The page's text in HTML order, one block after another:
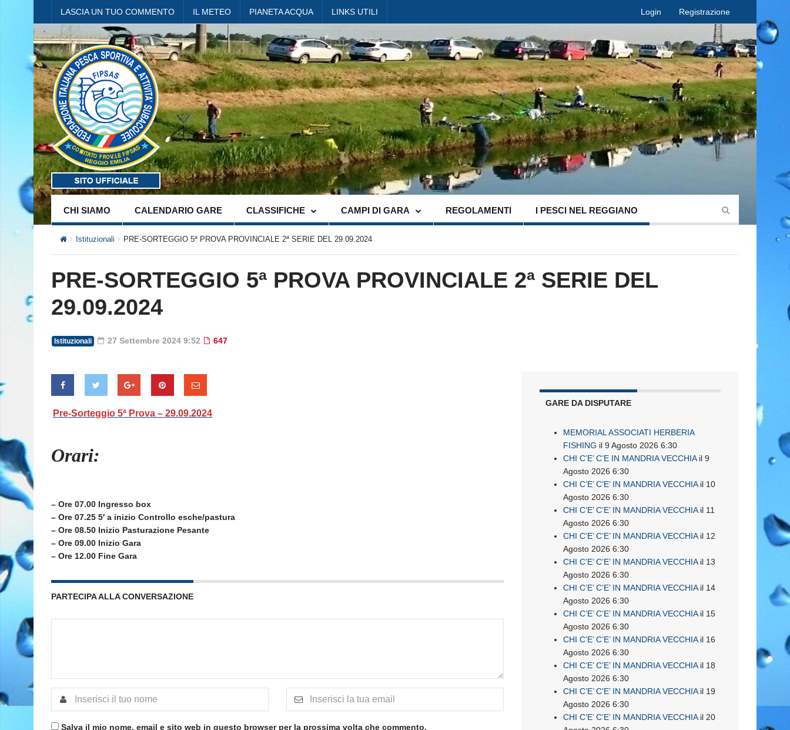
LASCIA UN TUO COMMENTO IL METEO PIANETA ACQUA LINKS UTILI Login Registrazione
CHI SIAMO CALENDARIO GARE CLASSIFICHE CAMPI DI GARA REGOLAMENTI I PESCI NEL REGGIANO
Istituzionali PRE-SORTEGGIO 5ª PROVA PROVINCIALE 2ª SERIE DEL 29.09.2024
PRE-SORTEGGIO 5ª PROVA PROVINCIALE 2ª SERIE DEL
29.09.2024
Istituzionali 27 Settembre 2024 9:52 647
Pre-Sorteggio 5ª Prova – 29.09.2024
Orari:
– Ore 07.00 Ingresso box
– Ore 07.25 5′ a inizio Controllo esche/pastura
– Ore 08.50 Inizio Pasturazione Pesante
– Ore 09.00 Inizio Gara
– Ore 12.00 Fine Gara
PARTECIPA ALLA CONVERSAZIONE
Salva il mio nome, email e sito web in questo browser per la prossima volta che commento.
GARE DA DISPUTARE
MEMORIAL ASSOCIATI HERBERIA
FISHING il 9 Agosto 2026 6:30
CHI C’E’ C’E IN MANDRIA VECCHIAil 9
Agosto 2026 6:30
CHI C’E’ C’E’ IN MANDRIA VECCHIAil 10
Agosto 2026 6:30
CHI C’E’ C’E’ IN MANDRIA VECCHIAil 11
Agosto 2026 6:30
CHI C’E’ C’E’ IN MANDRIA VECCHIAil 12
Agosto 2026 6:30
CHI C’E’ C’E’ IN MANDRIA VECCHIAil 13
Agosto 2026 6:30
CHI C’E’ C’E’ IN MANDRIA VECCHIAil 14
Agosto 2026 6:30
CHI C’E’ C’E’ IN MANDRIA VECCHIAil 15
Agosto 2026 6:30
CHI C’E’ C’E’ IN MANDRIA VECCHIAil 16
Agosto 2026 6:30
CHI C’E’ C’E’ IN MANDRIA VECCHIAil 18
Agosto 2026 6:30
CHI C’E’ C’E’ IN MANDRIA VECCHIAil 19
Agosto 2026 6:30
CHI C’E’ C’E’ IN MANDRIA VECCHIAil 20